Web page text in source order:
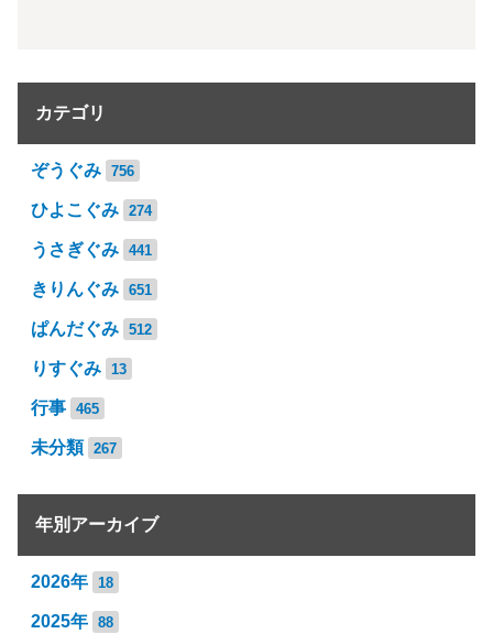
カテゴリ
ぞうぐみ 756
ひよこぐみ 274
うさぎぐみ 441
きりんぐみ 651
ぱんだぐみ 512
りすぐみ 13
行事 465
未分類 267
年別アーカイブ
2026年 18
2025年 88